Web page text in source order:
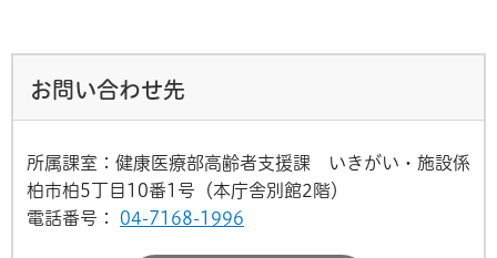
お問い合わせ先
所属課室：健康医療部高齢者支援課 いきがい・施設係
柏市柏5丁目10番1号（本庁舎別館2階）
電話番号：
04-7168-1996